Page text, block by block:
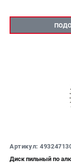
Артикул:
Диск пильный по